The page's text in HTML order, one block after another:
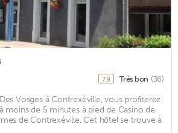
7,9 Très bon (36)
Vosges à Contrexéville, vous profiterez
moins de 5 minutes à pied de Casino de
de Contrexéville. Cet hôtel se trouve à